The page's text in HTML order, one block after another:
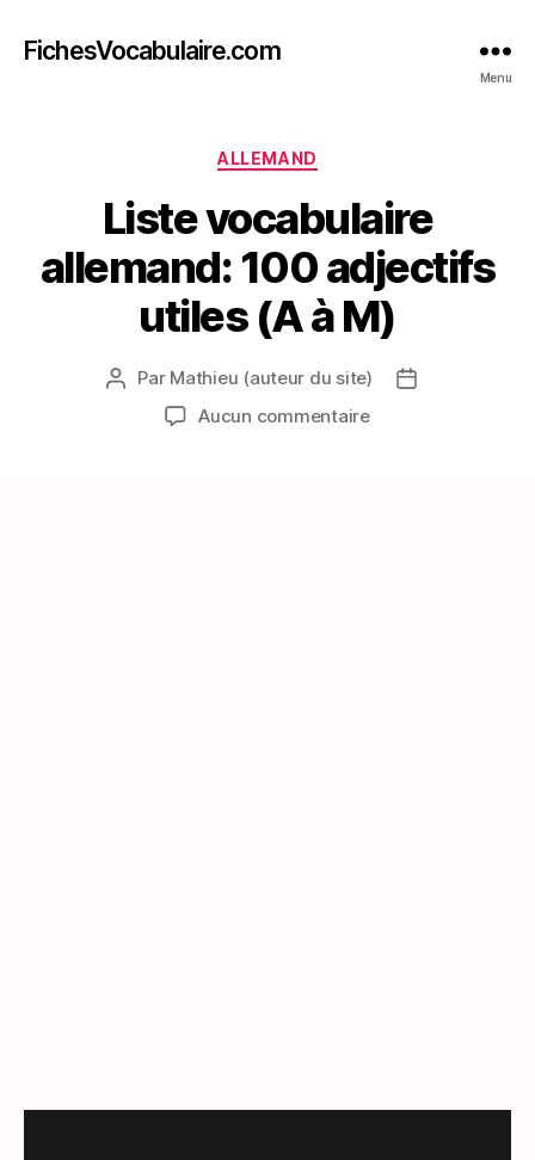
FichesVocabulaire.com
Menu
Catégories
ALLEMAND
Liste vocabulaire
allemand: 100 adjectifs
utiles (A à M)
Auteur
l’article
Par Mathieu (auteur du site)
Date
Aucun commentairesur